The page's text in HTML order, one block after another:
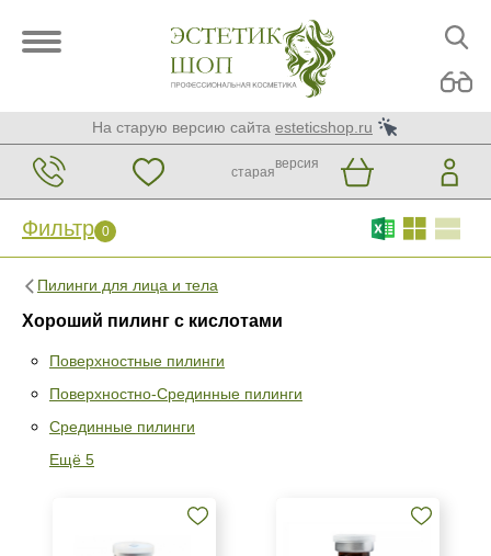
На старую версию сайта esteticshop.ru
старая
версия
Фильтр 0
Пилинги для лица и тела
Хороший пилинг с кислотами
Поверхностные пилинги
Поверхностно-Срединные пилинги
Срединные пилинги
Ещё 5
Фильтр 0
Поверхностно-Срединные